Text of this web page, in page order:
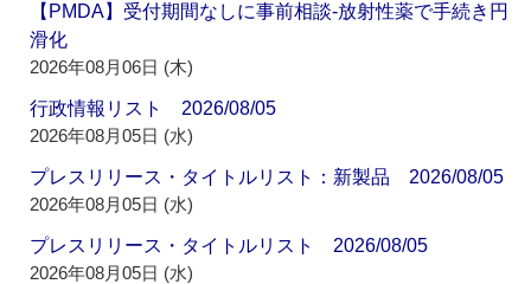
【PMDA】受付期間なしに事前相談‐放射性薬で手続き円
滑化
2026年08月06日 (木)
行政情報リスト 2026/08/05
2026年08月05日 (水)
プレスリリース・タイトルリスト：新製品 2026/08/05
2026年08月05日 (水)
プレスリリース・タイトルリスト 2026/08/05
2026年08月05日 (水)